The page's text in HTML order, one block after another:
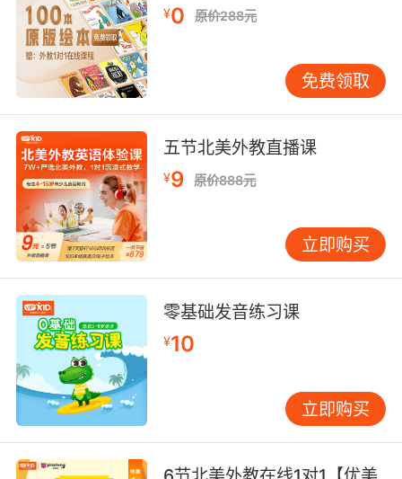
¥0 原价288元
免费领取
五节北美外教直播课
¥9 原价888元
立即购买
零基础发音练习课
¥10
立即购买